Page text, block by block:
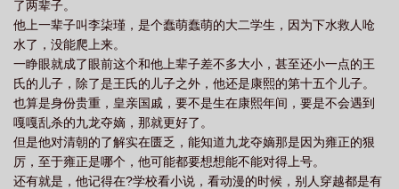
本文每天0点更新。夹子当天晚上十一点半更新。预收文《大阿哥每
天都想造反》朱元璋一辈子杀伐果断，看着自己打下来的万里江
山，含笑而终，然后一睁眼竟然穿越成了一个大辫子王朝的小奶团
子。这是什么鬼东西，竟然光着脑袋，留一条猪尾巴，简直是丑出
天际。后来他无意间听到了一句前明余孽，顿时寒毛耸立，感情就
是你灭了我建立的大明啊。简直是岂有此理。想到这里，他用自己
那软弱无力的小婴儿的手，使劲的捏眼前这个有些秃顶的脸。康熙
蹭住小婴儿的手，开心的大笑：“爱妃，快看，保清竟然如此的喜欢
朕。”说完他抱着人亲了几口，然后使劲的蹭了蹭道：“阿玛也最喜欢
了两辈子。
他上一辈子叫李柒瑾，是个蠢萌蠢萌的大二学生，因为下水救人呛
水了，没能爬上来。
一睁眼就成了眼前这个和他上辈子差不多大小，甚至还小一点的王
氏的儿子，除了是王氏的儿子之外，他还是康熙的第十五个儿子。
也算是身份贵重，皇亲国戚，要不是生在康熙年间，要是不会遇到
嘎嘎乱杀的九龙夺嫡，那就更好了。
但是他对清朝的了解实在匮乏，能知道九龙夺嫡那是因为雍正的狠
厉，至于雍正是哪个，他可能都要想想能不能对得上号。
还有就是，他记得在?学校看小说，看动漫的时候，别人穿越都是有